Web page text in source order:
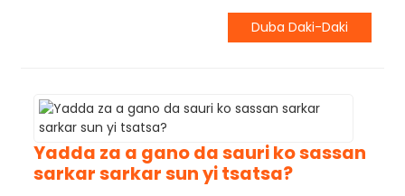
Duba Daki-Daki
Yadda za a gano da sauri ko sassan
sarkar sarkar sun yi tsatsa?